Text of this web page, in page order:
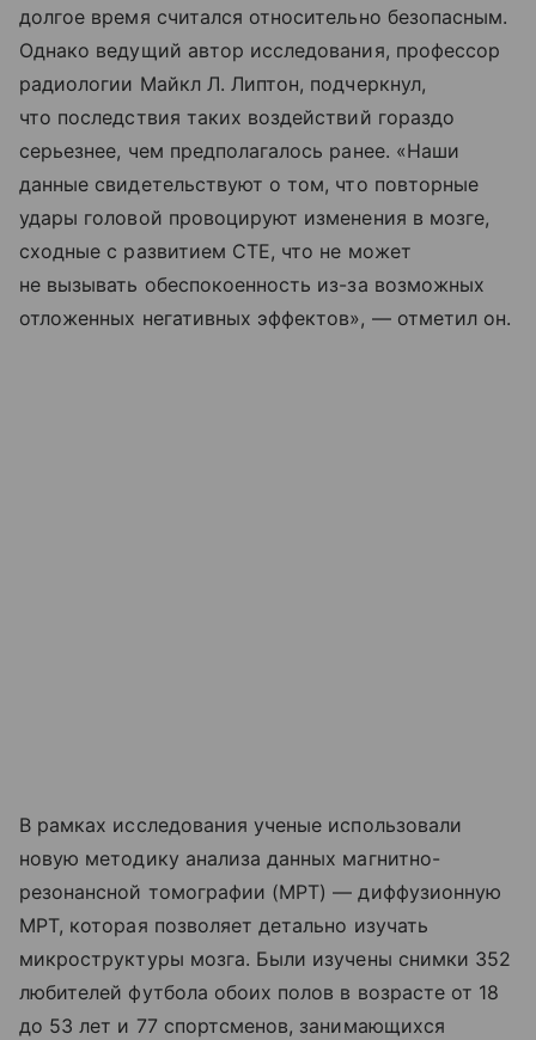
долгое время считался относительно безопасным.
Однако ведущий автор исследования, профессор
радиологии Майкл Л. Липтон, подчеркнул,
что последствия таких воздействий гораздо
серьезнее, чем предполагалось ранее. «Наши
данные свидетельствуют о том, что повторные
удары головой провоцируют изменения в мозге,
сходные с развитием CTE, что не может
не вызывать обеспокоенность из-за возможных
отложенных негативных эффектов», — отметил он.
В рамках исследования ученые использовали
новую методику анализа данных магнитно-
резонансной томографии (МРТ) — диффузионную
МРТ, которая позволяет детально изучать
микроструктуры мозга. Были изучены снимки 352
любителей футбола обоих полов в возрасте от 18
до 53 лет и 77 спортсменов, занимающихся